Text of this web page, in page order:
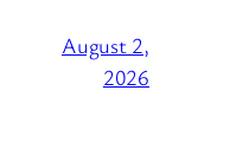
August 2,
2026